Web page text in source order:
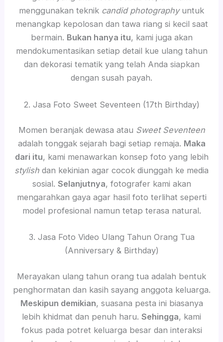
menggunakan teknik candid photographyuntuk
menangkap kepolosan dan tawa riang si kecil saat
bermain. Bukan hanya itu, kami juga akan
mendokumentasikan setiap detail kue ulang tahun
dan dekorasi tematik yang telah Anda siapkan
dengan susah payah.
2. Jasa Foto Sweet Seventeen (17th Birthday)
Momen beranjak dewasa atau Sweet Seventeen
adalah tonggak sejarah bagi setiap remaja. Maka
dari itu, kami menawarkan konsep foto yang lebih
stylish dan kekinian agar cocok diunggah ke media
sosial. Selanjutnya, fotografer kami akan
mengarahkan gaya agar hasil foto terlihat seperti
model profesional namun tetap terasa natural.
3. Jasa Foto Video Ulang Tahun Orang Tua
(Anniversary & Birthday)
Merayakan ulang tahun orang tua adalah bentuk
penghormatan dan kasih sayang anggota keluarga.
Meskipun demikian, suasana pesta ini biasanya
lebih khidmat dan penuh haru. Sehingga, kami
fokus pada potret keluarga besar dan interaksi